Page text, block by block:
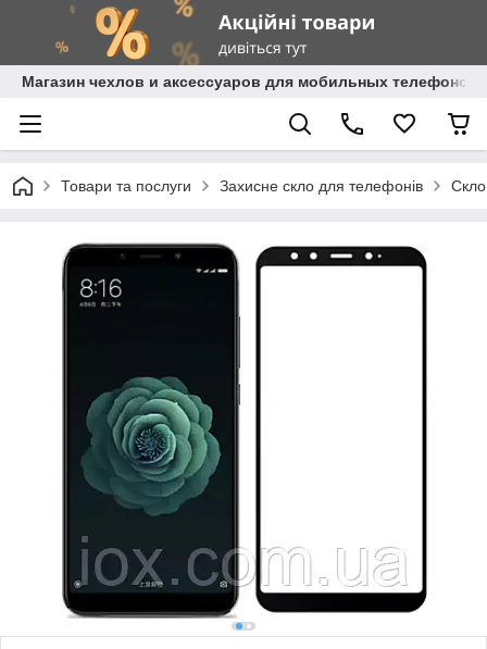
Магазин чехлов и аксессуаров для мобильных телефонов
Товари та послуги Захисне скло для телефонів